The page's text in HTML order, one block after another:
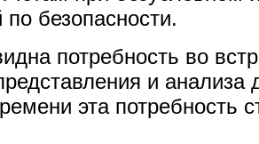
безопасности.
потребность во
и анализа
эта потребность